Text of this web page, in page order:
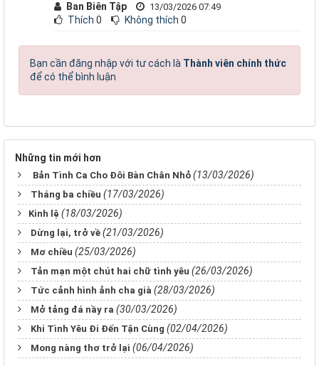
Ban Biên Tập
13/03/2026 07:49
Thích 0 Không thích 0
Bạn cần đăng nhập với tư cách là Thành viên chính thức
để có thể bình luận
Những tin mới hơn
Bản Tình Ca Cho Đôi Bàn Chân Nhỏ (13/03/2026)
Tháng ba chiều (17/03/2026)
​​​​​​​Kinh lệ (18/03/2026)
Dừng lại, trở về (21/03/2026)
Mơ chiều (25/03/2026)
Tản mạn một chút hai chữ tình yêu (26/03/2026)
Tức cảnh hình ảnh cha già (28/03/2026)
Mở tảng đá nầy ra (30/03/2026)
Khi Tình Yêu Đi Đến Tận Cùng (02/04/2026)
Mong nàng thơ trở lại (06/04/2026)